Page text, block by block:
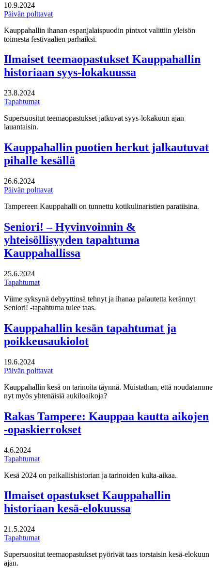
10.9.2024
Päivän polttavat
Kauppahallin ihanan espanjalaispuodin pintxot valittiin yleisön
toimesta festivaalien parhaiksi.
Ilmaiset teemaopastukset Kauppahallin
historiaan syys-lokakuussa
23.8.2024
Tapahtumat
Supersuositut teemaopastukset jatkuvat syys-lokakuun ajan
lauantaisin.
Kauppahallin puotien herkut jalkautuvat
pihalle kesällä
26.6.2024
Päivän polttavat
Tampereen Kauppahalli on tunnettu kotikulinaristien paratiisina.
Seniori! – Hyvinvoinnin &
yhteisöllisyyden tapahtuma
Kauppahallissa
25.6.2024
Tapahtumat
Viime syksynä debyyttinsä tehnyt ja ihanaa palautetta kerännyt
Seniori! -tapahtuma tulee taas.
Kauppahallin kesän tapahtumat ja
poikkeusaukiolot
19.6.2024
Päivän polttavat
Kauppahallin kesä on tarinoita täynnä. Muistathan, että noudatamme
nyt myös yhtenäisiä aukiloaikoja?
Rakas Tampere: Kauppaa kautta aikojen
-opaskierrokset
4.6.2024
Tapahtumat
Kesä 2024 on paikallishistorian ja tarinoiden kulta-aikaa.
Ilmaiset opastukset Kauppahallin
historiaan kesä-elokuussa
21.5.2024
Tapahtumat
Supersuositut teemaopastukset pyörivät taas torstaisin kesä-elokuun
ajan.